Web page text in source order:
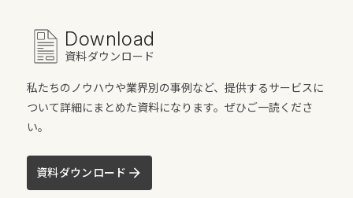
Download
資料ダウンロード
私たちのノウハウや業界別の事例など、提供するサービスに
ついて詳細にまとめた資料になります。ぜひご一読くださ
い。
資料ダウンロード